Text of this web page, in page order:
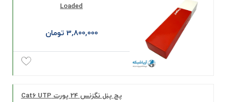
Loaded
3,800,000 تومان
پچ پنل نگزنس 24 پورت Cat6 UTP